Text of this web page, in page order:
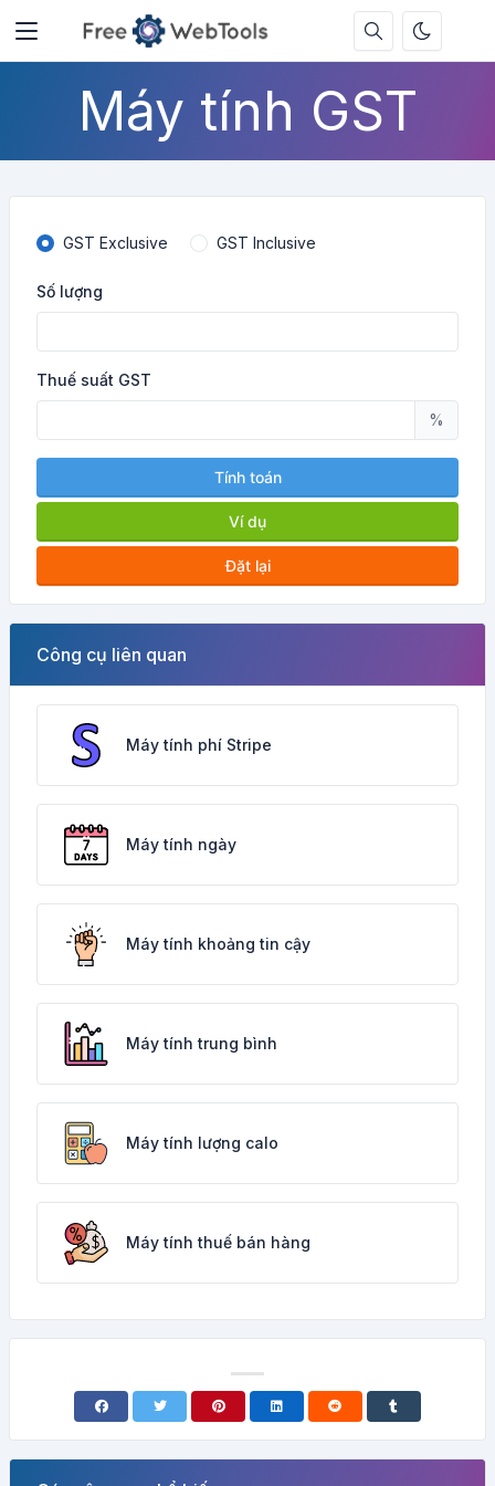
Máy tính GST
GST Exclusive GST Inclusive
Số lượng
Thuế suất GST
%
Tính toán
Ví dụ
Đặt lại
Công cụ liên quan
Máy tính phí Stripe
Máy tính ngày
Máy tính khoảng tin cậy
Máy tính trung bình
Máy tính lượng calo
Máy tính thuế bán hàng